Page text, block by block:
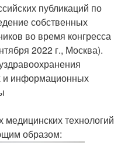
публикаций по
собственных
во время конгресса
2022 г., Москва).
и информационных
технологий
образом: